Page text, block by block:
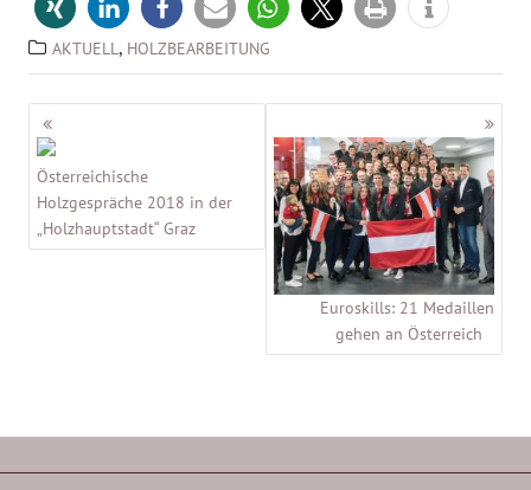
AKTUELL, HOLZBEARBEITUNG
Beitragsnavigation
Österreichische
Holzgespräche 2018 in der
„Holzhauptstadt“ Graz
Euroskills: 21 Medaillen
gehen an Österreich